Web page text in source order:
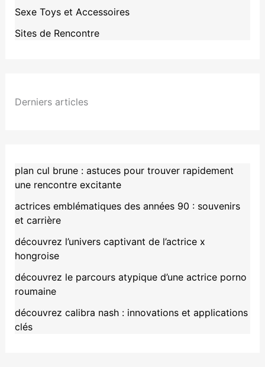
Sexe Toys et Accessoires
Sites de Rencontre
Derniers articles
plan cul brune : astuces pour trouver rapidement
une rencontre excitante
actrices emblématiques des années 90 : souvenirs
et carrière
découvrez l’univers captivant de l’actrice x
hongroise
découvrez le parcours atypique d’une actrice porno
roumaine
découvrez calibra nash : innovations et applications
clés